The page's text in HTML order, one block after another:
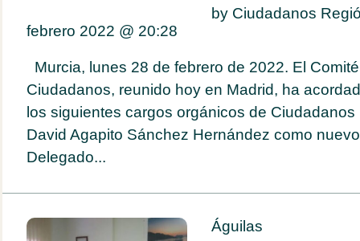
by Ciudadanos
febrero 2022 @ 20:28
Murcia, lunes 28 de febrero de 2022. El
Ciudadanos, reunido hoy en Madrid, ha
los siguientes cargos orgánicos de
David Agapito Sánchez Hernández como
Delegado...
Águilas